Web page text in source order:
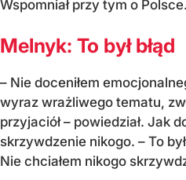
Wspomniał przy tym o Polsce.
Melnyk: To był błąd
– Nie doceniłem
wyraz wrażliwego tematu,
przyjaciół – powiedział. Jak
skrzywdzenie nikogo. – To
Nie chciałem nikogo